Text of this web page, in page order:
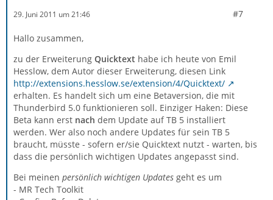
29. Juni 2011 um 21:46 #7
Hallo zusammen,
zu der Erweiterung Quicktext habe ich heute von Emil
Hesslow, dem Autor dieser Erweiterung, diesen Link
http://extensions.hesslow.se/extension/4/Quicktext/
erhalten. Es handelt sich um eine Betaversion, die mit
Thunderbird 5.0 funktionieren soll. Einziger Haken: Diese
Beta kann erst nach dem Update auf TB 5 installiert
werden. Wer also noch andere Updates für sein TB 5
braucht, müsste - sofern er/sie Quicktext nutzt - warten, bis
dass die persönlich wichtigen Updates angepasst sind.
Bei meinen persönlich wichtigen Updates geht es um
- MR Tech Toolkit